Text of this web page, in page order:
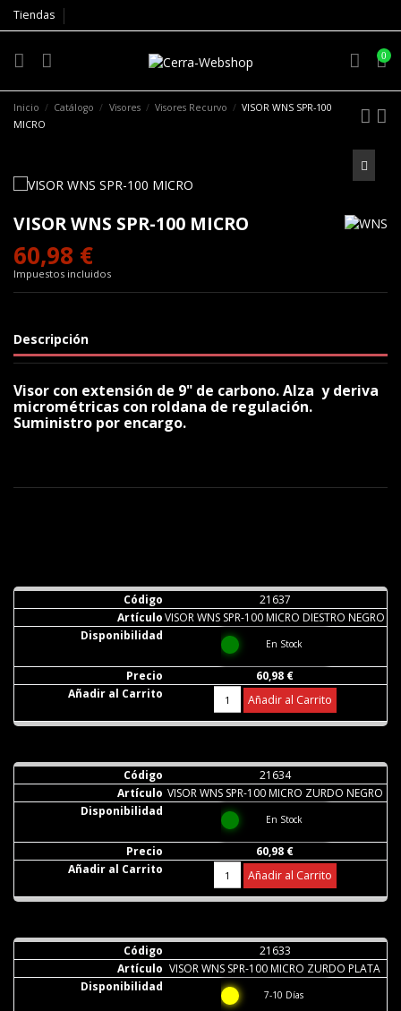
Tiendas
0
Inicio Catálogo Visores Visores Recurvo
VISOR WNS SPR-100
MICRO
VISOR WNS SPR-100 MICRO
60,98 €
Impuestos incluidos
Descripción
Visor con extensión de 9" de carbono. Alza y deriva
micrométricas con roldana de regulación.
Suministro por encargo.
21637
VISOR WNS SPR-100 MICRO DIESTRO NEGRO
En Stock
60,98 €
Añadir al Carrito
21634
VISOR WNS SPR-100 MICRO ZURDO NEGRO
En Stock
60,98 €
Añadir al Carrito
21633
VISOR WNS SPR-100 MICRO ZURDO PLATA
7-10 Días